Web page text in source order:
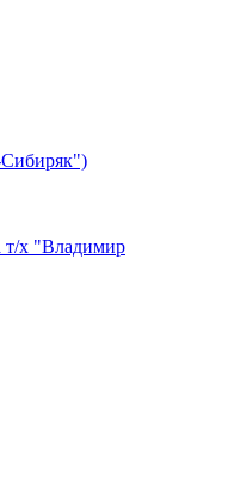
т/х "Владимир